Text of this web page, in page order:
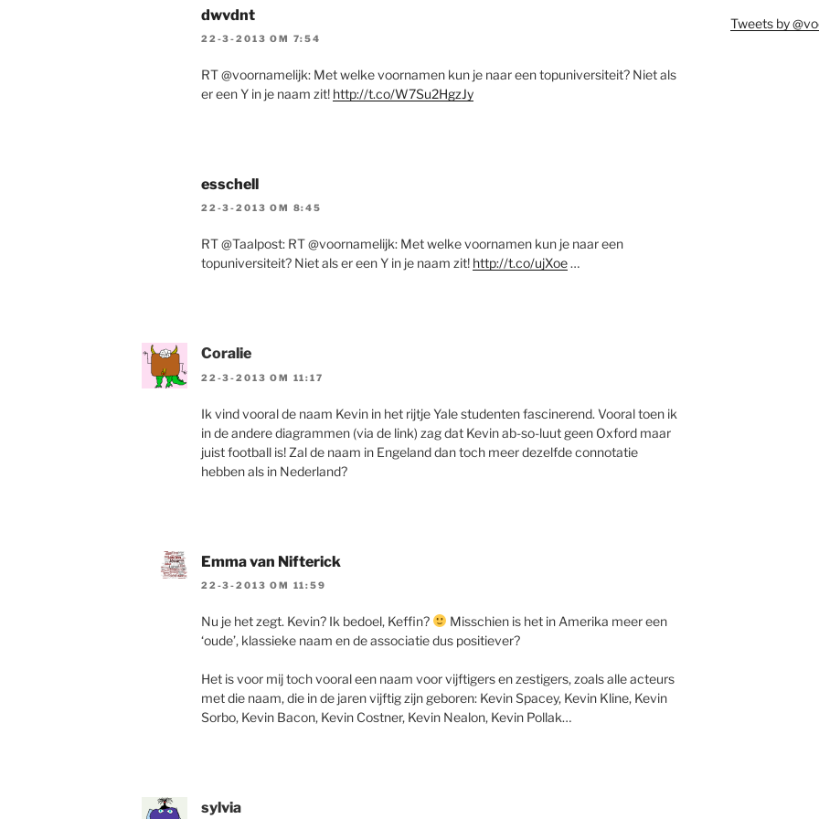
dwvdnt
22-3-2013 OM 7:54
RT @voornamelijk: Met welke voornamen kun je naar een topuniversiteit? Niet als
er een Y in je naam zit! http://t.co/W7Su2HgzJy
esschell
22-3-2013 OM 8:45
RT @Taalpost: RT @voornamelijk: Met welke voornamen kun je naar een
topuniversiteit? Niet als er een Y in je naam zit! http://t.co/ujXoe…
Coralie
22-3-2013 OM 11:17
Ik vind vooral de naam Kevin in het rijtje Yale studenten fascinerend. Vooral toen ik
in de andere diagrammen (via de link) zag dat Kevin ab-so-luut geen Oxford maar
juist football is! Zal de naam in Engeland dan toch meer dezelfde connotatie
hebben als in Nederland?
Emma van Nifterick
22-3-2013 OM 11:59
Nu je het zegt. Kevin? Ik bedoel, Keffin?
Misschien is het in Amerika meer een
‘oude’, klassieke naam en de associatie dus positiever?
Het is voor mij toch vooral een naam voor vijftigers en zestigers, zoals alle acteurs
met die naam, die in de jaren vijftig zijn geboren: Kevin Spacey, Kevin Kline, Kevin
Sorbo, Kevin Bacon, Kevin Costner, Kevin Nealon, Kevin Pollak…
sylvia
Tweets by